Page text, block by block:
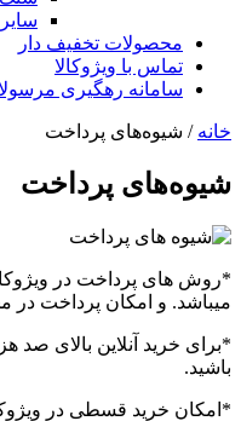
سایر
محصولات تخفیف دار
تماس با ویژوکالا
سامانه رهگیری
خانه / شیوه‌های پرداخت
شیوه‌های پرداخت
*روش های پرداخت در
میباشد. و امکان پرداخت
*برای خرید آنلاین بالای صد
باشید.
*امکان خرید قسطی در